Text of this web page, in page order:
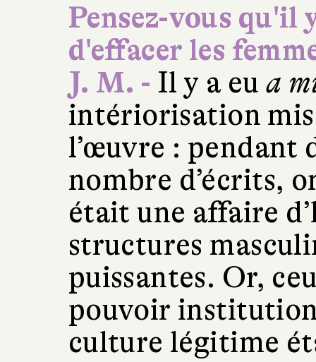
Pensez-vous qu'il
d'effacer les
J. M. - Il y a eua
intériorisation
l’œuvre : pendant
nombre d’écrits,
était une affaire
structures
puissantes. Or,
pouvoir
culture légitime